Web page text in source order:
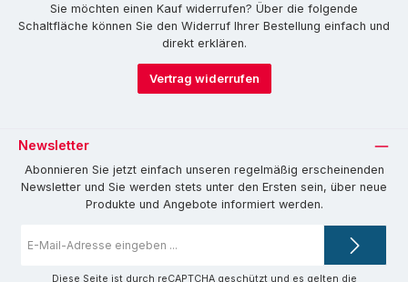
Sie möchten einen Kauf widerrufen? Über die folgende
Schaltfläche können Sie den Widerruf Ihrer Bestellung einfach und
direkt erklären.
Vertrag widerrufen
Newsletter
Abonnieren Sie jetzt einfach unseren regelmäßig erscheinenden
Newsletter und Sie werden stets unter den Ersten sein, über neue
Produkte und Angebote informiert werden.
Mail-
Diese Seite ist durch reCAPTCHA geschützt und es gelten die